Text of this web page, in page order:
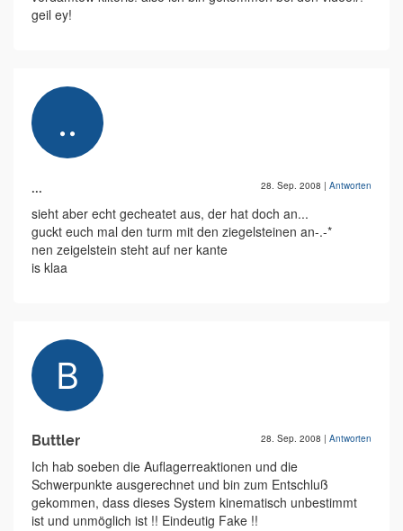
geil ey!
... 28. Sep. 2008 | Antworten
sieht aber echt gecheatet aus, der hat doch an...
guckt euch mal den turm mit den ziegelsteinen an-.-*
nen zeigelstein steht auf ner kante
is klaa
Buttler 28. Sep. 2008 | Antworten
Ich hab soeben die Auflagerreaktionen und die
Schwerpunkte ausgerechnet und bin zum Entschluß
gekommen, dass dieses System kinematisch unbestimmt
ist und unmöglich ist !! Eindeutig Fake !!